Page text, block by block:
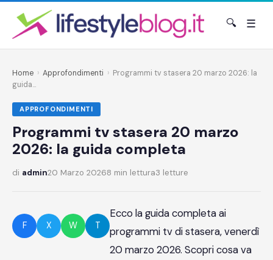
🔍 ☰
Home › Approfondimenti › Programmi tv stasera 20 marzo 2026: la
guida...
APPROFONDIMENTI
Programmi tv stasera 20 marzo
2026: la guida completa
di admin20 Marzo 20268 min lettura3 letture
F X W T
Ecco la guida completa ai
programmi tv di stasera, venerdì
20 marzo 2026. Scopri cosa va